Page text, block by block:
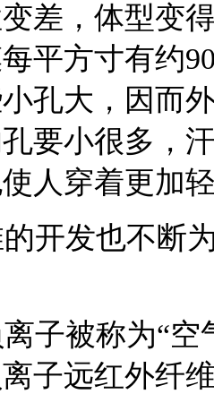
差，体型变
平方寸有约
孔大，因而
要小很多，
人穿着更加
开发也不断
子被称为“空
子远红外纤